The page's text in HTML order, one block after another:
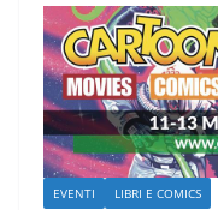
EVENTI LIBRI E COMICS